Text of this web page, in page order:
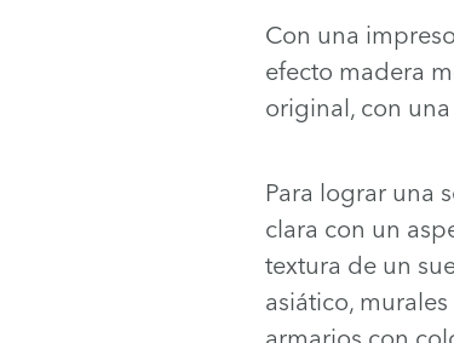
Con una
efecto madera
original, con
Para lograr una
clara con un
textura de un
asiático,